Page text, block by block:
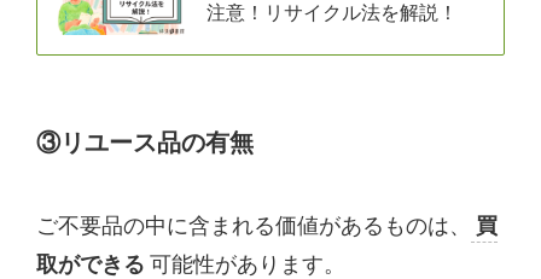
注意！リサイクル法を解説！
③リユース品の有無
ご不要品の中に含まれる価値があるものは、
買
取ができる 可能性があります。